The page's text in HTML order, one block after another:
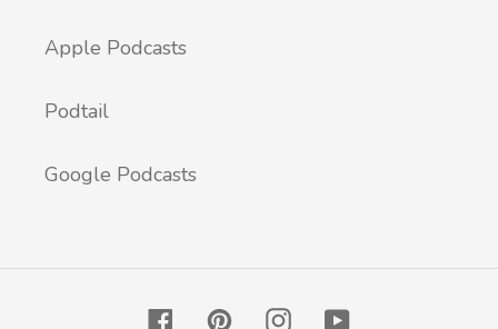
Apple Podcasts
Podtail
Google Podcasts
FacebookPinterestInstagramYouTube